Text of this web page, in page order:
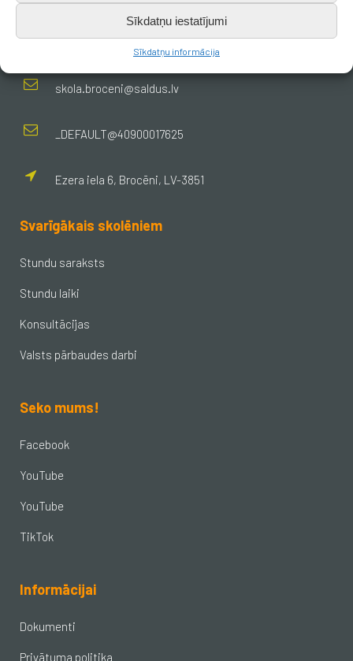
Sīkdatņu iestatījumi
Sīkdatņu informācija
+371 638 656 05
skola.broceni@saldus.lv
_DEFAULT@40900017625
Ezera iela 6, Brocēni, LV-3851
Svarīgākais skolēniem
Stundu saraksts
Stundu laiki
Konsultācijas
Valsts pārbaudes darbi
Seko mums!
Facebook
YouTube
YouTube
TikTok
Informācijai
Dokumenti
Privātuma politika